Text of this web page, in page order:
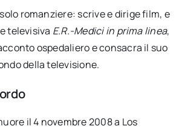
romanziere: scrive e dirige film, e
televisiva E.R.-Medici in prima linea,
ospedaliero e consacra il suo
della televisione.
il 4 novembre 2008 a Los